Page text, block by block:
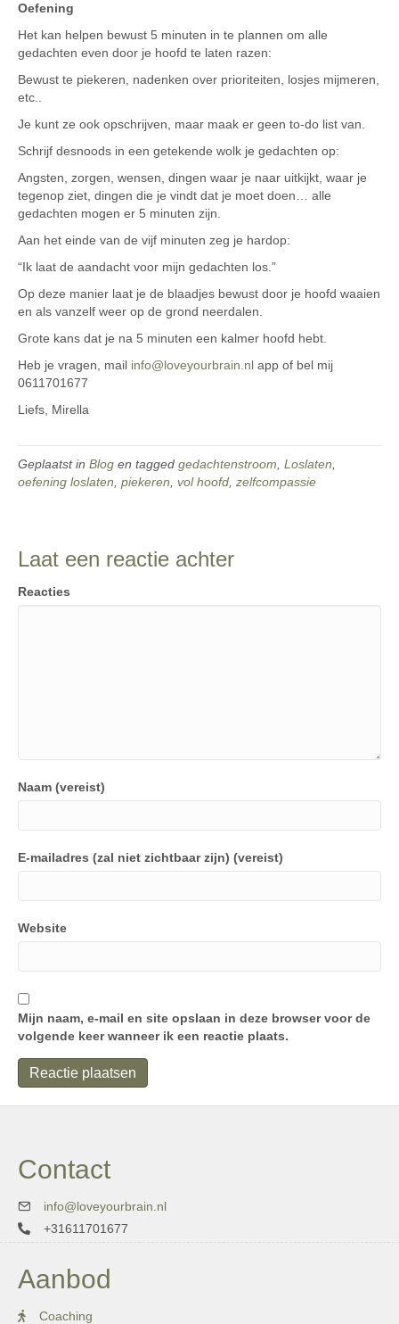
Oefening
Het kan helpen bewust 5 minuten in te plannen om alle
gedachten even door je hoofd te laten razen:
Bewust te piekeren, nadenken over prioriteiten, losjes mijmeren,
etc..
Je kunt ze ook opschrijven, maar maak er geen to-do list van.
Schrijf desnoods in een getekende wolk je gedachten op:
Angsten, zorgen, wensen, dingen waar je naar uitkijkt, waar je
tegenop ziet, dingen die je vindt dat je moet doen… alle
gedachten mogen er 5 minuten zijn.
Aan het einde van de vijf minuten zeg je hardop:
“Ik laat de aandacht voor mijn gedachten los.”
Op deze manier laat je de blaadjes bewust door je hoofd waaien
en als vanzelf weer op de grond neerdalen.
Grote kans dat je na 5 minuten een kalmer hoofd hebt.
Heb je vragen, mail info@loveyourbrain.nl app of bel mij
0611701677
Liefs, Mirella
Geplaatst in Blog en tagged gedachtenstroom Loslaten
oefening loslaten piekeren vol hoofd zelfcompassie
Laat een reactie achter
Reacties
Naam (vereist)
E-mailadres (zal niet zichtbaar zijn) (vereist)
Website
Mijn naam, e-mail en site opslaan in deze browser voor de
volgende keer wanneer ik een reactie plaats.
Contact
info@loveyourbrain.nl
+31611701677
Aanbod
Coaching